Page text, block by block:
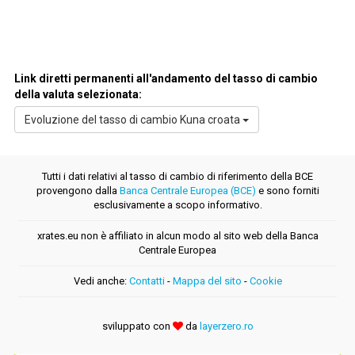
Link diretti permanenti all'andamento del tasso di cambio
della valuta selezionata:
Evoluzione del tasso di cambio Kuna croata
Tutti i dati relativi al tasso di cambio di riferimento della BCE
provengono dalla Banca Centrale Europea (BCE) e sono forniti
esclusivamente a scopo informativo.
xrates.eu non è affiliato in alcun modo al sito web della Banca
Centrale Europea
Vedi anche: Contatti- Mappa del sito - Cookie
sviluppato con da layerzero.ro